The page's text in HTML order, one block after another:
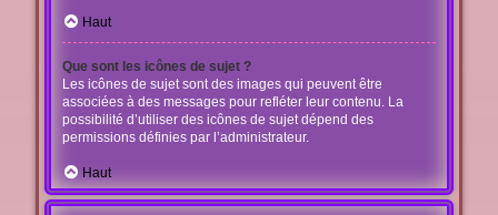
Haut
Que sont les icônes de sujet ?
Les icônes de sujet sont des images qui peuvent être
associées à des messages pour refléter leur contenu. La
possibilité d’utiliser des icônes de sujet dépend des
permissions définies par l’administrateur.
Haut